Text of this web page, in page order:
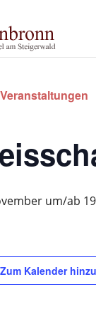
um/ab
Zum Kalender